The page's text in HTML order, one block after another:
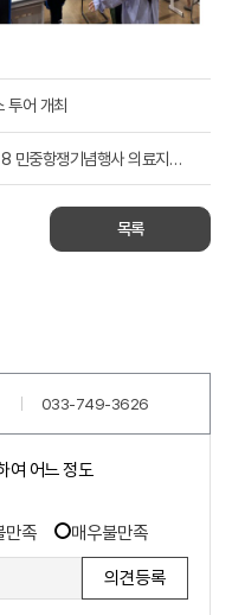
투어 개최
광주보훈병원 간호실, 5·18 민중항쟁기념행사 의료지원 봉사활동 실시
목록
033-749-3626
여 어느 정도
만족 매우불만족